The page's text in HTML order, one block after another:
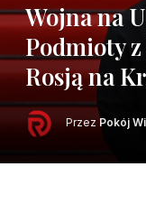
Wojna na
Podmioty z
Rosją na
Przez Pokój